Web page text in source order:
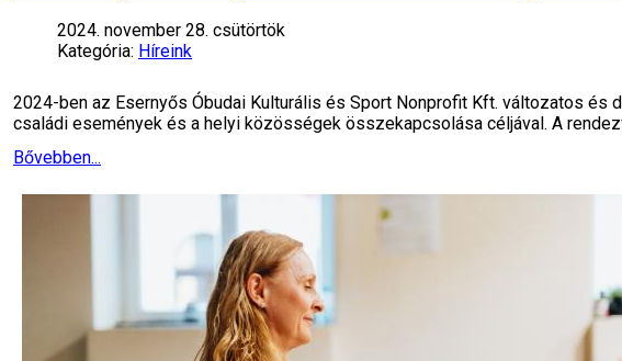
2024. november 28. csütörtök
Kategória: Híreink
2024-ben az Esernyős Óbudai Kulturális és Sport Nonprofit Kft. változatos és
családi események és a helyi közösségek összekapcsolása céljával. A
Bővebben...